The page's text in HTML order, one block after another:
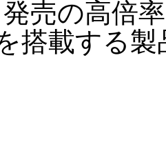
発売の高倍
搭載する製